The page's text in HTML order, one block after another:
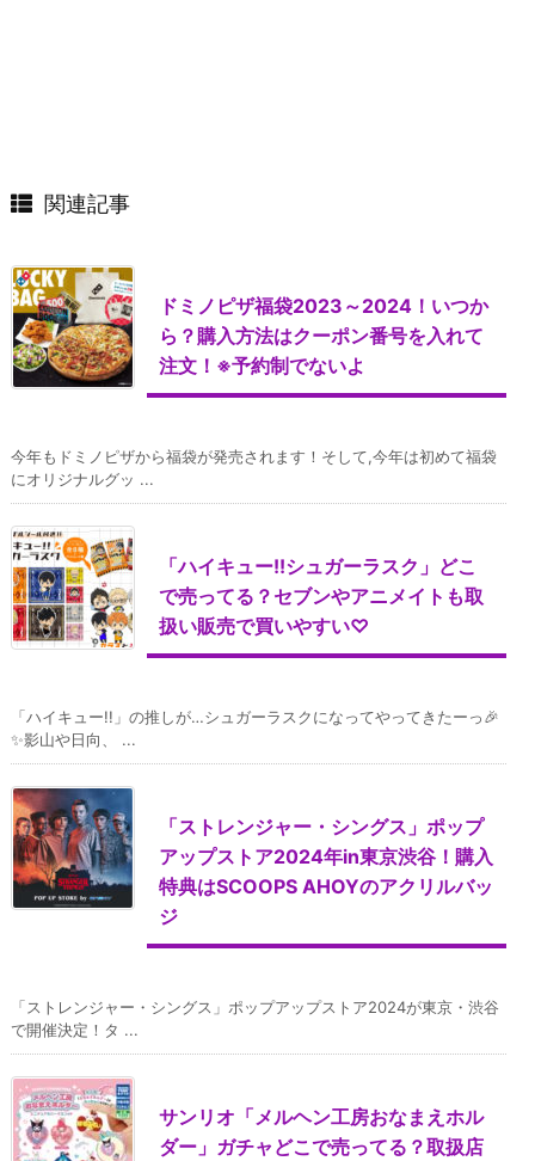
関連記事
ドミノピザ福袋2023～2024！いつか
ら？購入方法はクーポン番号を入れて
注文！※予約制でないよ
今年もドミノピザから福袋が発売されます！そして,今年は初めて福袋
にオリジナルグッ ...
「ハイキュー!!シュガーラスク」どこ
で売ってる？セブンやアニメイトも取
扱い販売で買いやすい♡
「ハイキュー!!」の推しが…シュガーラスクになってやってきたーっ🎉
✨影山や日向、 ...
「ストレンジャー・シングス」ポップ
アップストア2024年in東京渋谷！購入
特典はSCOOPS AHOYのアクリルバッ
ジ
「ストレンジャー・シングス」ポップアップストア2024が東京・渋谷
で開催決定！タ ...
サンリオ「メルヘン工房おなまえホル
ダー」ガチャどこで売ってる？取扱店